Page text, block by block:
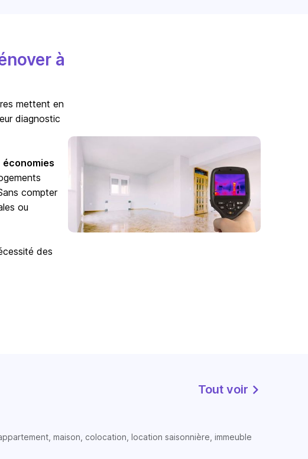
à
mettent en
diagnostic
économies
compter
ou
des
Tout voir
maison, colocation, location saisonnière, immeuble